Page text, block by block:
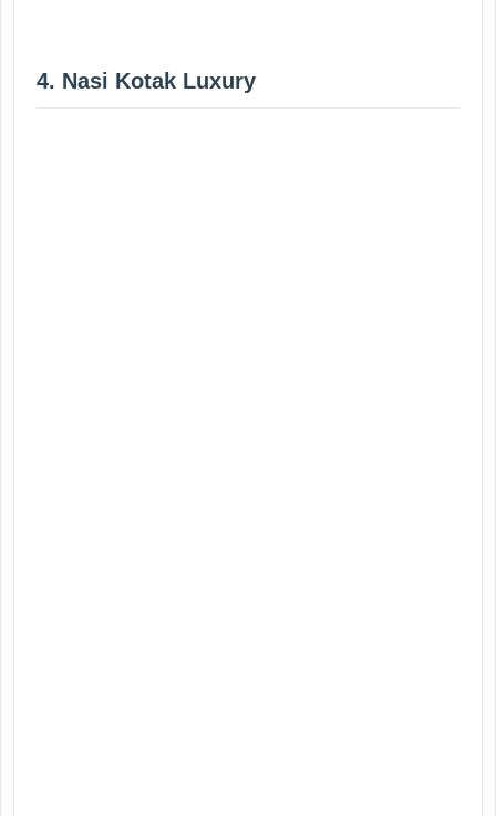
4. Nasi Kotak Luxury